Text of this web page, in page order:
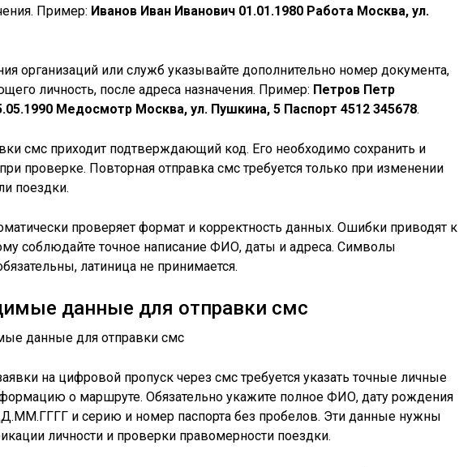
Пример: Иванов Иван Иванович 01.01.1980 Работа Москва, ул.
организаций или служб указывайте дополнительно номер документа,
личность, после адреса назначения. Пример: Петров Петр
Медосмотр Москва, ул. Пушкина, 5 Паспорт 4512 345678.
смс приходит подтверждающий код. Его необходимо сохранить и
проверке. Повторная отправка смс требуется только при изменении
поездки.
проверяет формат и корректность данных. Ошибки приводят к
соблюдайте точное написание ФИО, даты и адреса. Символы
латиница не принимается.
данные для отправки смс
на цифровой пропуск через смс требуется указать точные личные
о маршруте. Обязательно укажите полное ФИО, дату рождения
и серию и номер паспорта без пробелов. Эти данные нужны
личности и проверки правомерности поездки.